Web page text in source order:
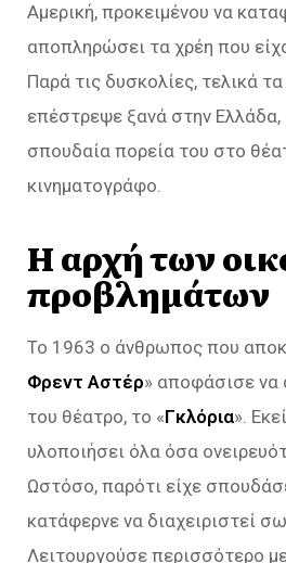
Αμερική, προκειμένου να
αποπληρώσει τα χρέη που
Παρά τις δυσκολίες, τελικά
επέστρεψε ξανά στην Ελλάδα,
σπουδαία πορεία του στο
κινηματογράφο.
Η αρχή των
προβλημάτων
Το 1963 ο άνθρωπος που
Φρεντ Αστέρ» αποφάσισε να
του θέατρο, το «Γκλόρια».
υλοποιήσει όλα όσα
Ωστόσο, παρότι είχε
κατάφερνε να διαχειριστεί
Λειτουργούσε περισσότερο